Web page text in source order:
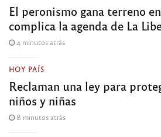
El peronismo gana terreno
complica la agenda de La
4 minutos atrás
HOY PAÍS
Reclaman una ley para
niños y niñas
8 minutos atrás